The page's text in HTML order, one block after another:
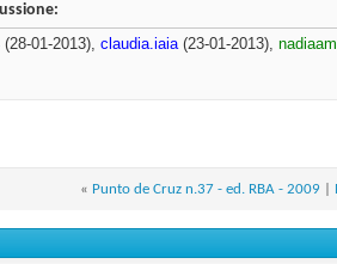
(28-01-2013), claudia.iaia(23-01-2013),
« Punto de Cruz n.37 - ed. RBA - 2009